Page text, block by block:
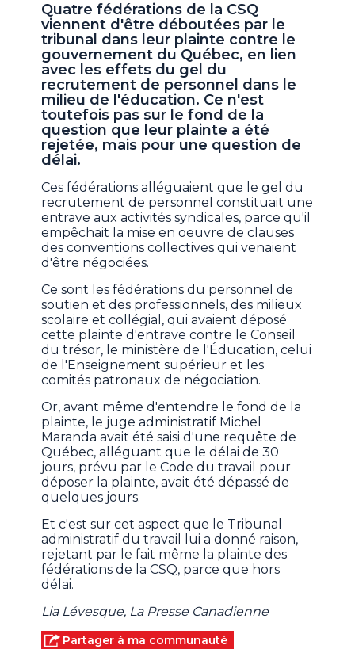
Quatre fédérations de la CSQ
viennent d'être déboutées par le
tribunal dans leur plainte contre le
gouvernement du Québec, en lien
avec les effets du gel du
recrutement de personnel dans le
milieu de l'éducation. Ce n'est
toutefois pas sur le fond de la
question que leur plainte a été
rejetée, mais pour une question de
délai.
Ces fédérations alléguaient que le gel du
recrutement de personnel constituait une
entrave aux activités syndicales, parce qu'il
empêchait la mise en oeuvre de clauses
des conventions collectives qui venaient
d'être négociées.
Ce sont les fédérations du personnel de
soutien et des professionnels, des milieux
scolaire et collégial, qui avaient déposé
cette plainte d'entrave contre le Conseil
du trésor, le ministère de l'Éducation, celui
de l'Enseignement supérieur et les
comités patronaux de négociation.
Or, avant même d'entendre le fond de la
plainte, le juge administratif Michel
Maranda avait été saisi d'une requête de
Québec, alléguant que le délai de 30
jours, prévu par le Code du travail pour
déposer la plainte, avait été dépassé de
quelques jours.
Et c'est sur cet aspect que le Tribunal
administratif du travail lui a donné raison,
rejetant par le fait même la plainte des
fédérations de la CSQ, parce que hors
délai.
Lia Lévesque, La Presse Canadienne
Partager à ma communauté